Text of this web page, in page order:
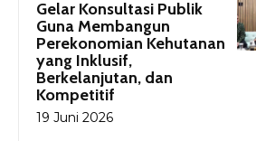
Gelar Konsultasi Publik
Guna Membangun
Perekonomian Kehutanan
yang Inklusif,
Berkelanjutan, dan
Kompetitif
19 Juni 2026